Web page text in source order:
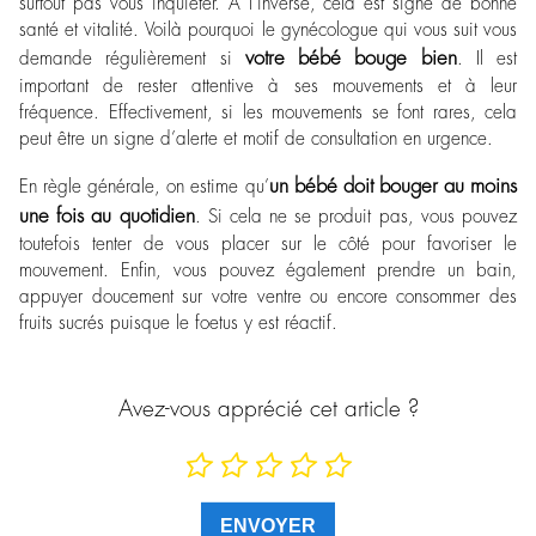
santé et vitalité. Voilà pourquoi le gynécologue qui vous suit vous
demande régulièrement si votre bébé bouge bien. Il est
important de rester attentive à ses mouvements et à leur
fréquence. Effectivement, si les mouvements se font rares, cela
peut être un signe d’alerte et motif de consultation en urgence.
En règle générale, on estime qu’un bébé doit bouger au moins
une fois au quotidien. Si cela ne se produit pas, vous pouvez
toutefois tenter de vous placer sur le côté pour favoriser le
mouvement. Enfin, vous pouvez également prendre un bain,
appuyer doucement sur votre ventre ou encore consommer des
fruits sucrés puisque le foetus y est réactif.
Avez-vous apprécié cet article ?